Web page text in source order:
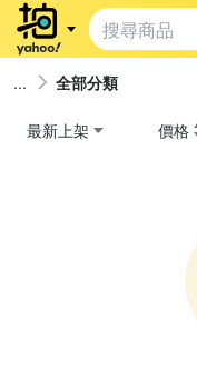
全部分類
最新上架 價格